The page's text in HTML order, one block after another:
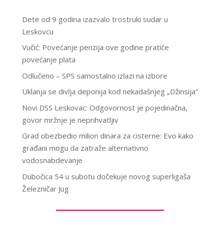
Dete od 9 godina izazvalo trostruki sudar u
Leskovcu
Vučić: Povećanje penzija ove godine pratiće
povećanje plata
Odlučeno – SPS samostalno izlazi na izbore
Uklanja se divlja deponija kod nekadašnjeg „Džinsija“
Novi DSS Leskovac: Odgovornost je pojedinačna,
govor mržnje je neprihvatljiv
Grad obezbedio milion dinara za cisterne: Evo kako
građani mogu da zatraže alternativno
vodosnabdevanje
Dubočica 54 u subotu dočekuje novog superligaša
Železničar Jug